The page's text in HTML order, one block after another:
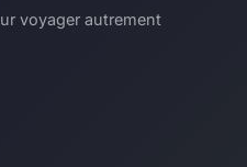
voyager autrement